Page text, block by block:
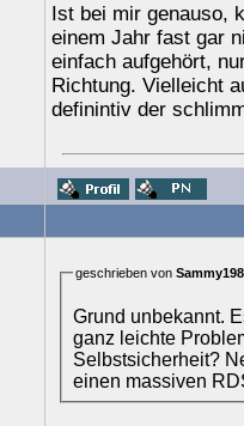
Ist bei mir genauso,
einem Jahr fast gar
einfach aufgehört,
Richtung. Vielleicht
definintiv der
geschrieben von
Grund unbekannt.
ganz leichte
Selbstsicherheit?
einen massiven